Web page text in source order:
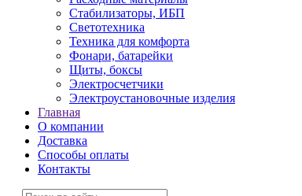
Стабилизаторы, ИБП
Светотехника
Техника для комфорта
Фонари, батарейки
Щиты, боксы
Электросчетчики
Электроустановочные изделия
Главная
О компании
Доставка
Способы оплаты
Контакты